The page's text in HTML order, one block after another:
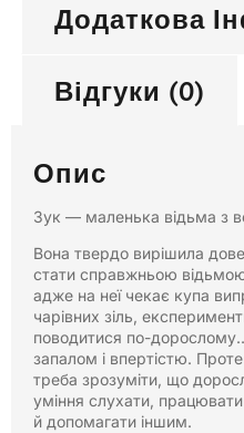
Додаткова
Відгуки (0)
Опис
Зук — маленька відьма з
Вона твердо вирішила
стати справжньою
адже на неї чекає купа
чарівних зіль,
поводитися по-
запалом і впертістю.
треба зрозуміти, що
уміння слухати,
й допомагати іншим.